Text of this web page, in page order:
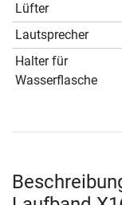
Lüfter
Lautsprecher
Halter für
Wasserflasche